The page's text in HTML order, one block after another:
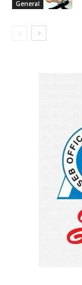
General